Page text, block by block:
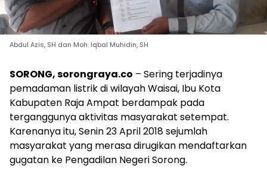
Abdul Azis, SH dan Moh. Iqbal Muhidin, SH
SORONG, sorongraya.co – Sering terjadinya
pemadaman listrik di wilayah Waisai, Ibu Kota
Kabupaten Raja Ampat berdampak pada
terganggunya aktivitas masyarakat setempat.
Karenanya itu, Senin 23 April 2018 sejumlah
masyarakat yang merasa dirugikan mendaftarkan
gugatan ke Pengadilan Negeri Sorong.